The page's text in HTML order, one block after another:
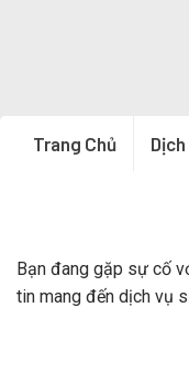
Trang Chủ
Bạn đang gặp sự cố
tin mang đến dịch vụ